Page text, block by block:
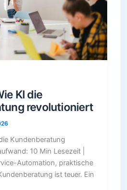
KI die
revolutioniert
Kundenberatung
10 Min Lesezeit |
Automation, praktische
ist teuer. Ein